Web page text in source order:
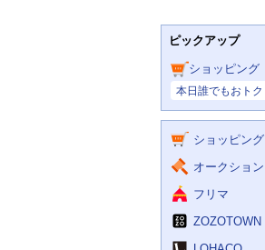
ら
せピックアップ
ショッピング
本日誰でもおトク
主
サ
ビ
ショッピング
オークション
フリマ
ZOZOTOWN